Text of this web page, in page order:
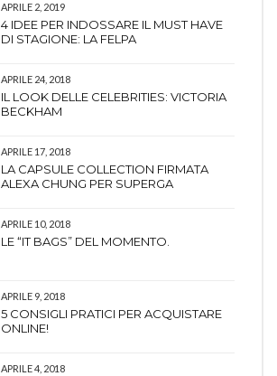
APRILE 2, 2019
4 IDEE PER INDOSSARE IL MUST HAVE
DI STAGIONE: LA FELPA
APRILE 24, 2018
IL LOOK DELLE CELEBRITIES: VICTORIA
BECKHAM
APRILE 17, 2018
LA CAPSULE COLLECTION FIRMATA
ALEXA CHUNG PER SUPERGA
APRILE 10, 2018
LE “IT BAGS” DEL MOMENTO.
APRILE 9, 2018
5 CONSIGLI PRATICI PER ACQUISTARE
ONLINE!
APRILE 4, 2018